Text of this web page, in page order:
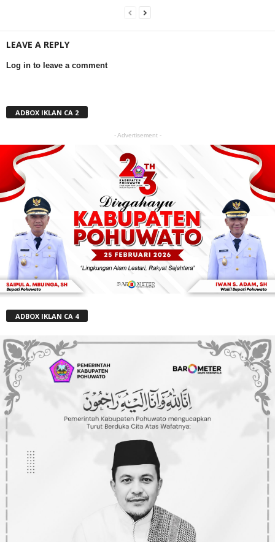
LEAVE A REPLY
Log in to leave a comment
ADBOX IKLAN CA 2
- Advertisement -
ADBOX IKLAN CA 4